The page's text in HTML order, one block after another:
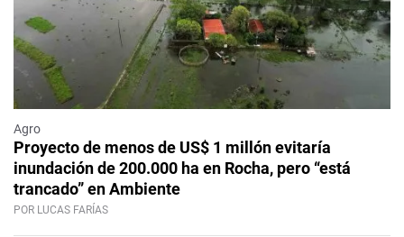
Agro
Proyecto de menos de US$ 1 millón evitaría
inundación de 200.000 ha en Rocha, pero “está
trancado” en Ambiente
POR LUCAS FARÍAS